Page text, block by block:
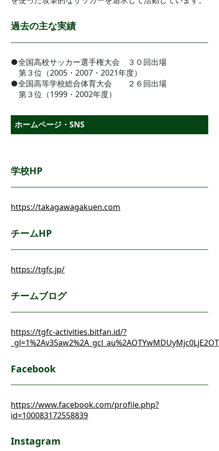
過去の主な実績
●全国高校サッカー選手権大会 ３０回出場
第３位（2005・2007・2021年度）
●全国高等学校総合体育大会 ２６回出場
第３位（1999・2002年度）
ホームページ・SNS
学校HP
https://takagawagakuen.com
チームHP
https://tgfc.jp/
チームブログ
https://tgfc-activities.bitfan.id/?
Facebook
https://www.facebook.com/profile.php?
id=100083172558839
Instagram